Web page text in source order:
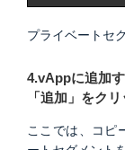
プライベートセ
4.vAppに追加
「追加」をクリ
ここでは、コピ